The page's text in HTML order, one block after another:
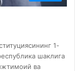
1-
шаклига
ва